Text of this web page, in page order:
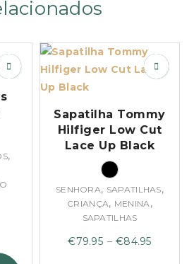
,
Sapatilha Tommy
Hilfiger Low Cut
Lace Up Black
SENHORA, SAPATILHAS,
CRIANÇA, MENINA,
SAPATILHAS
€79.95 – €84.95Price